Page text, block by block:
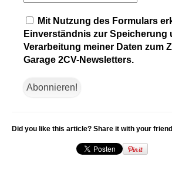
Mit Nutzung des Formulars
Einverständnis zur Speicherung
Verarbeitung meiner Daten zum
Garage 2CV-Newsletters.
Did you like this article? Share it with your